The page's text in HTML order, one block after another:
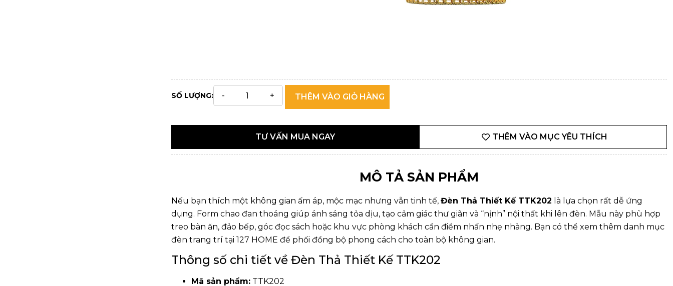
SỐ LƯỢNG: THÊM VÀO GIỎ HÀNG
TƯ VẤN MUA NGAY THÊM VÀO MỤC YÊU THÍCH
MÔ TẢ SẢN PHẨM
Nếu bạn thích một không gian ấm áp, mộc mạc nhưng vẫn tinh tế, Đèn Thả Thiết Kế TTK202 là lựa chọn rất dễ ứng
dụng. Form chao đan thoáng giúp ánh sáng tỏa dịu, tạo cảm giác thư giãn và “nịnh” nội thất khi lên đèn. Mẫu này phù hợp
treo bàn ăn, đảo bếp, góc đọc sách hoặc khu vực phòng khách cần điểm nhấn nhẹ nhàng. Bạn có thể xem thêm danh mục
đèn trang trí tại 127 HOME để phối đồng bộ phong cách cho toàn bộ không gian.
Thông số chi tiết về Đèn Thả Thiết Kế TTK202
Mã sản phẩm: TTK202